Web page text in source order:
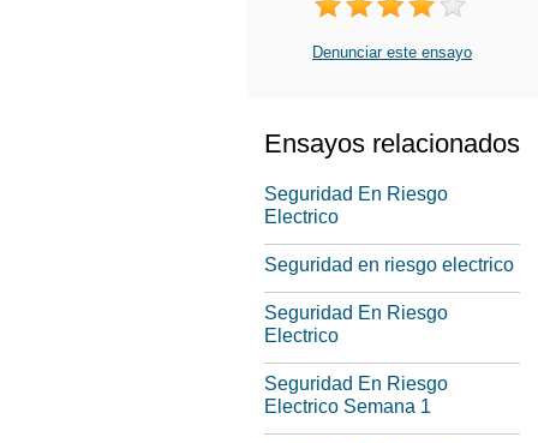
Denunciar este ensayo
Ensayos relacionados
Seguridad En Riesgo
Electrico
Seguridad en riesgo electrico
Seguridad En Riesgo
Electrico
Seguridad En Riesgo
Electrico Semana 1